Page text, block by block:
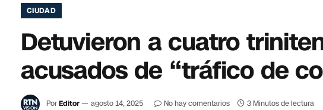
CIUDAD
Detuvieron a cuatro
acusados de “tráfico de
PorEditor agosto 14, 2025 No hay comentarios 3 Minutos de lectura